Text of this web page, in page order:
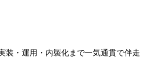
装・運用・内製化まで一気通貫で伴走